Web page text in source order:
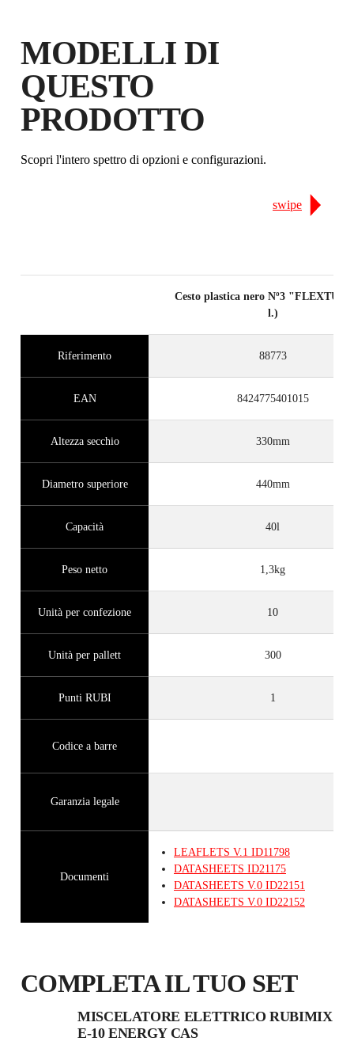
MODELLI DI
QUESTO
PRODOTTO
Scopri l'intero spettro di opzioni e configurazioni.
swipe
Cesto plastica nero Nº3 "FLEXTUB"
l.)
Riferimento 88773
EAN 8424775401015
Altezza secchio 330mm
Diametro superiore 440mm
Capacità 40l
Peso netto 1,3kg
Unità per confezione 10
Unità per pallett 300
Punti RUBI 1
Codice a barre
Garanzia legale
Documenti
LEAFLETS V.1 ID11798
DATASHEETS ID21175
DATASHEETS V.0 ID22151
DATASHEETS V.0 ID22152
COMPLETA IL TUO SET
MISCELATORE ELETTRICO RUBIMIX
E-10 ENERGY CAS